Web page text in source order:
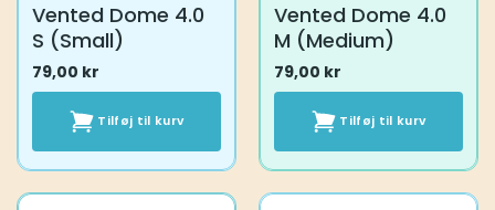
Vented Dome 4.0
S (Small)
79,00 kr
Tilføj til kurv
Vented Dome 4.0
M (Medium)
79,00 kr
Tilføj til kurv